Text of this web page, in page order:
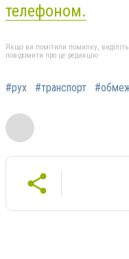
телефоном.
Якщо ви помітили помилку, виділіть
повідомити про це редакцію
#рух #транспорт